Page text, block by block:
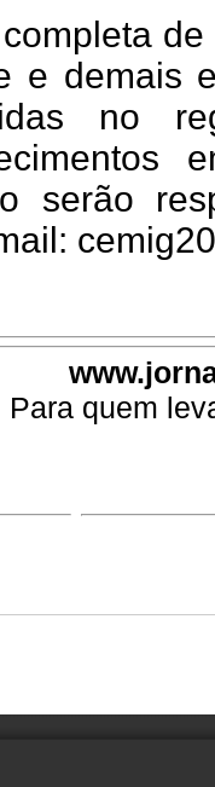
e demais
no
serão
Para quem